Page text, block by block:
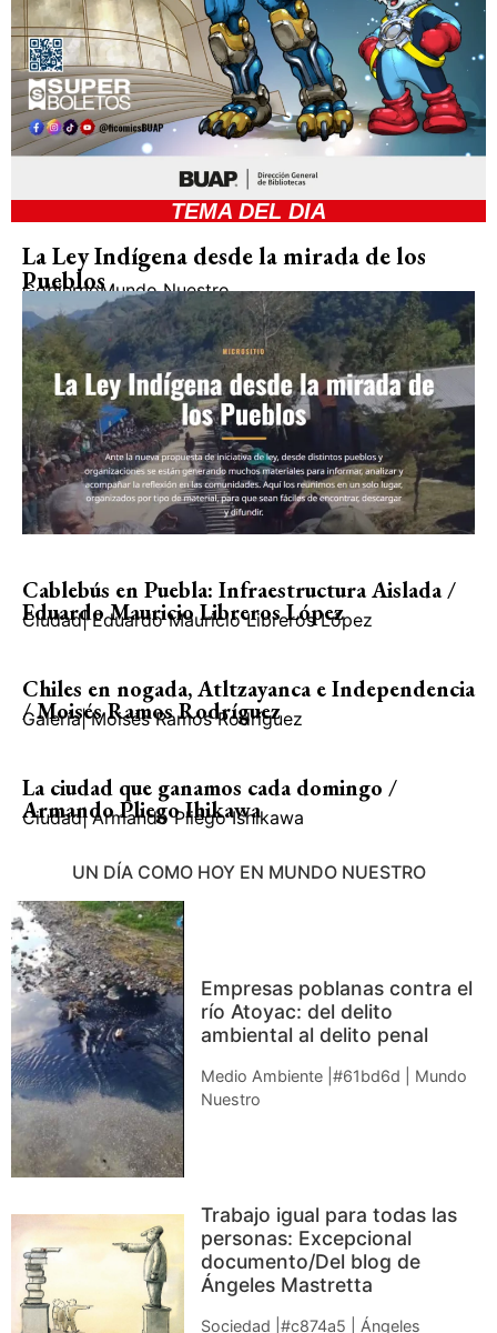
TEMA DEL DIA
La Ley Indígena desde la mirada de los
Pueblos
GobiernoMundo Nuestro
Cablebús en Puebla: Infraestructura Aislada /
Eduardo Mauricio Libreros López
Ciudad| Eduardo Mauricio Libreros López
Chiles en nogada, Atltzayanca e Independencia
/ Moisés Ramos Rodríguez
Galería| Moisés Ramos Rodríguez
La ciudad que ganamos cada domingo /
Armando Pliego Ihikawa
Ciudad| Armando Pliego Ishikawa
UN DÍA COMO HOY EN MUNDO NUESTRO
Empresas poblanas contra el
río Atoyac: del delito
ambiental al delito penal
Medio Ambiente |#61bd6d | Mundo
Nuestro
Trabajo igual para todas las
personas: Excepcional
documento/Del blog de
Ángeles Mastretta
Sociedad |#c874a5 | Ángeles